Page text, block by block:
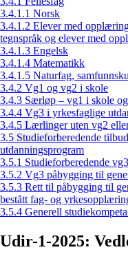
3.4.1.1 Norsk
3.4.1.2 Elever med
tegnspråk og elever med
3.4.1.3 Engelsk
3.4.1.4 Matematikk
3.4.1.5 Naturfag,
3.4.2 Vg1 og vg2 i skole
3.4.3 Særløp – vg1 i skole
3.4.4 Vg3 i yrkesfaglige
3.4.5 Lærlinger uten vg2
3.5 Studieforberedende
utdanningsprogram
3.5.1 Studieforberedende
3.5.2 Vg3 påbygging til
3.5.3 Rett til påbygging til
bestått fag- og
3.5.4 Generell
Udir-1-2025: